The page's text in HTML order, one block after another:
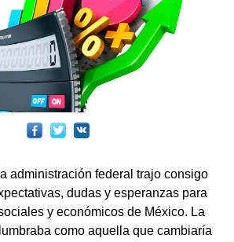
administración federal trajo consigo
dudas y esperanzas para
y económicos de México. La
como aquella que cambiaría